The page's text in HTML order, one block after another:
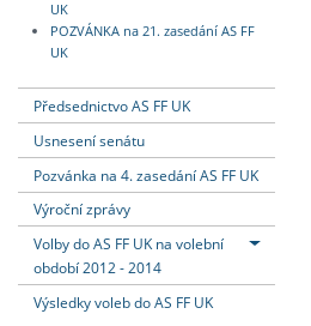
UK
POZVÁNKA na 21. zasedání AS FF
UK
Předsednictvo AS FF UK
Usnesení senátu
Pozvánka na 4. zasedání AS FF UK
Výroční zprávy
Volby do AS FF UK na volební
období 2012 - 2014
Výsledky voleb do AS FF UK